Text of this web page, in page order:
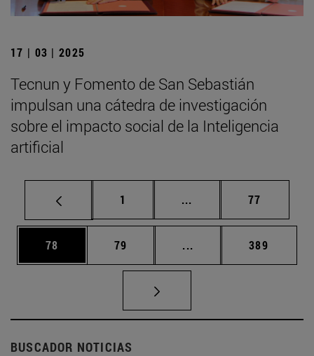
17 | 03 | 2025
Tecnun y Fomento de San Sebastián
impulsan una cátedra de investigación
sobre el impacto social de la Inteligencia
artificial
Página
1 ... Páginas intermedias
Página
77
Página
78 Página
79 ... Páginas intermedias
Página
389
BUSCADOR NOTICIAS